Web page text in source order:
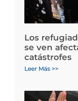
Los
se ven
catástrofes
Leer Más >>